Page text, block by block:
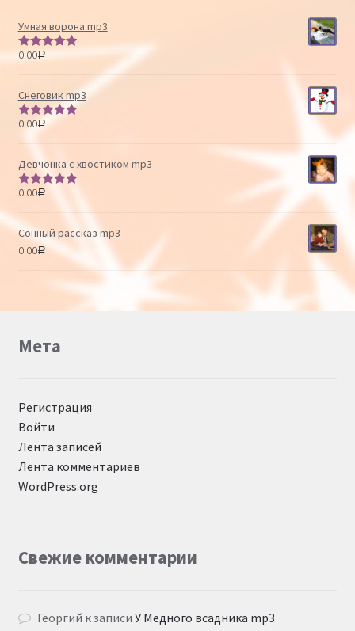
Умная ворона mp3
Оценка
0.00Р
Снеговик mp3
Оценка
0.00Р
Девчонка с хвостиком mp3
Оценка
0.00Р
Сонный рассказ mp3
0.00Р
Мета
Регистрация
Войти
Лента записей
Лента комментариев
WordPress.org
Свежие комментарии
Георгий к записиУ Медного всадника mp3